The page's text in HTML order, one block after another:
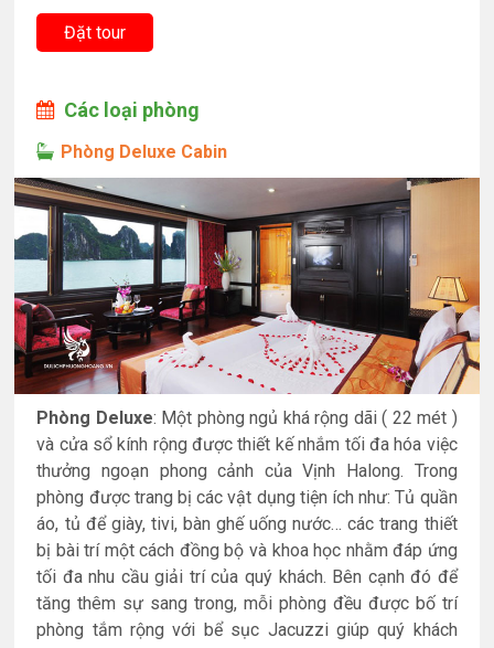
Đặt tour
Các loại phòng
Phòng Deluxe Cabin
Phòng Deluxe: Một phòng ngủ khá rộng dãi ( 22 mét )
và cửa sổ kính rộng được thiết kế nhắm tối đa hóa việc
thưởng ngoạn phong cảnh của Vịnh Halong. Trong
phòng được trang bị các vật dụng tiện ích như: Tủ quần
áo, tủ để giày, tivi, bàn ghế uống nước… các trang thiết
bị bài trí một cách đồng bộ và khoa học nhằm đáp ứng
tối đa nhu cầu giải trí của quý khách. Bên cạnh đó để
tăng thêm sự sang trong, mỗi phòng đều được bố trí
phòng tắm rộng với bể sục Jacuzzi giúp quý khách